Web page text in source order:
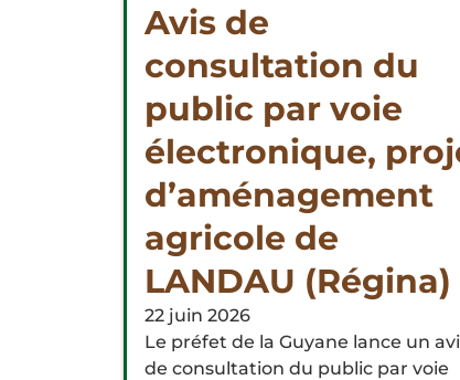
Avis de
consultation du
public par voie
électronique,
d’aménagement
agricole de
LANDAU (Régina)
22 juin 2026
Le préfet de la Guyane lance un
de consultation du public par voie